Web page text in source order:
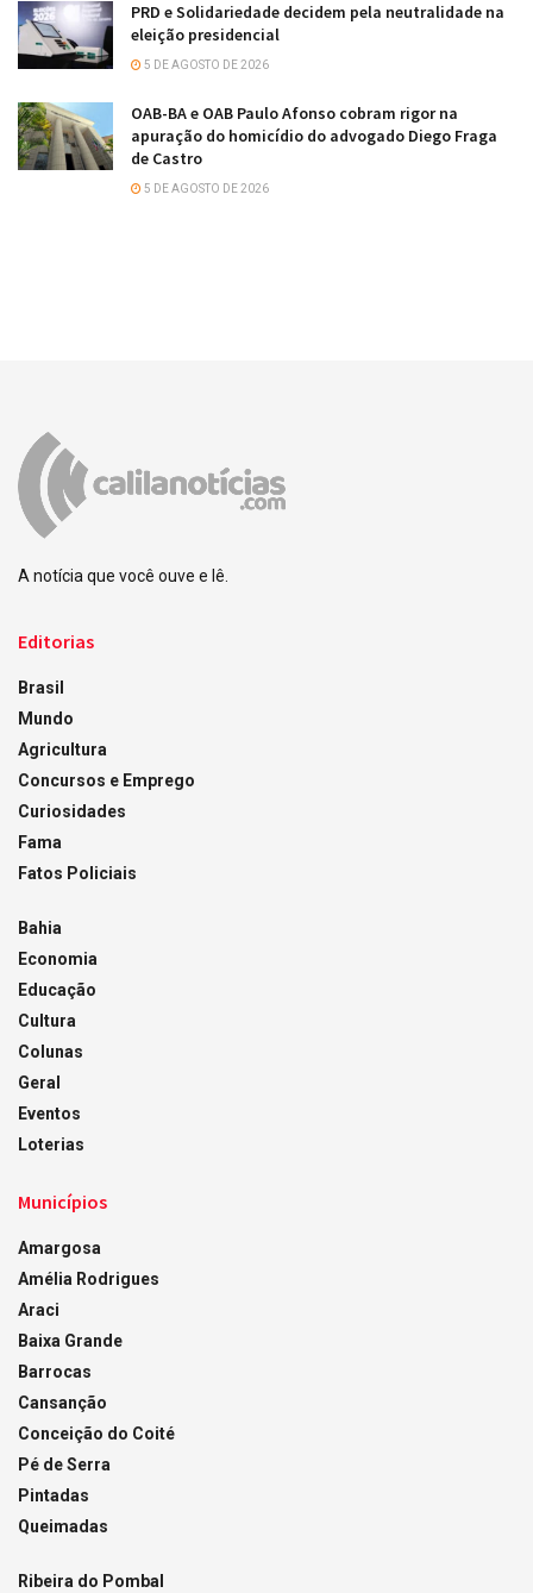
PRD e Solidariedade decidem pela neutralidade na
eleição presidencial
5 DE AGOSTO DE 2026
OAB-BA e OAB Paulo Afonso cobram rigor na
apuração do homicídio do advogado Diego Fraga
de Castro
5 DE AGOSTO DE 2026
A notícia que você ouve e lê.
Editorias
Brasil
Mundo
Agricultura
Concursos e Emprego
Curiosidades
Fama
Fatos Policiais
Bahia
Economia
Educação
Cultura
Colunas
Geral
Eventos
Loterias
Municípios
Amargosa
Amélia Rodrigues
Araci
Baixa Grande
Barrocas
Cansanção
Conceição do Coité
Pé de Serra
Pintadas
Queimadas
Ribeira do Pombal